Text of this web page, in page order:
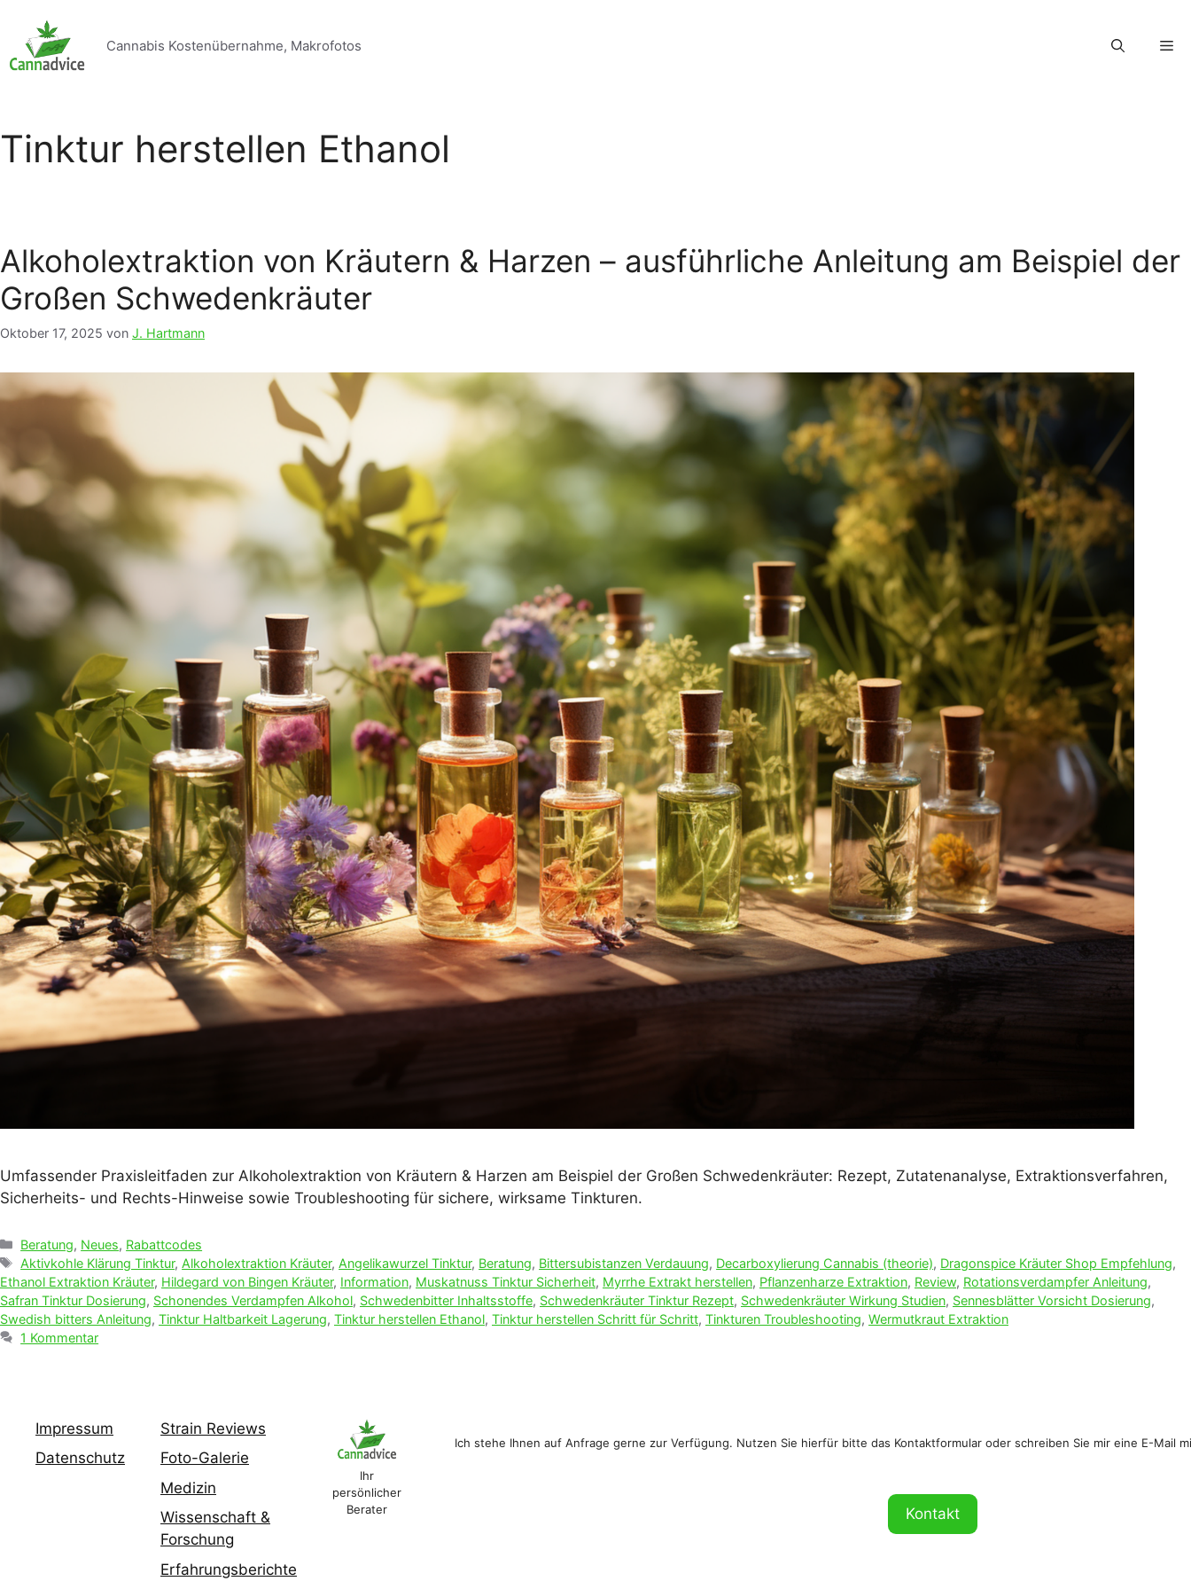
Inhalt
springen
Cannabis Kostenübernahme, Makrofotos
Tinktur herstellen Ethanol
Alkoholextraktion von Kräutern & Harzen – ausführliche Anleitung am Beispiel der
Großen Schwedenkräuter
Oktober 17, 2025 von J. Hartmann
Umfassender Praxisleitfaden zur Alkoholextraktion von Kräutern & Harzen am Beispiel der Großen Schwedenkräuter: Rezept, Zutatenanalyse, Extraktionsverfahren,
Sicherheits- und Rechts-Hinweise sowie Troubleshooting für sichere, wirksame Tinkturen.
Kategorien
Beratung, Neues, Rabattcodes
Schlagwörter
Aktivkohle Klärung Tinktur, Alkoholextraktion Kräuter, Angelikawurzel Tinktur, Beratung, Bittersubi­stanzen Verdauung, Decarboxylierung Cannabis (theorie), Dragonspice Kräuter Shop Empfehlung,
Ethanol Extraktion Kräuter, Hildegard von Bingen Kräuter, Information, Muskatnuss Tinktur Sicherheit, Myrrhe Extrakt herstellen, Pflanzenharze Extraktion, Review, Rotationsverdampfer Anleitung,
Safran Tinktur Dosierung, Schonendes Verdampfen Alkohol, Schwedenbitter Inhaltsstoffe, Schwedenkräuter Tinktur Rezept, Schwedenkräuter Wirkung Studien, Sennesblätter Vorsicht Dosierung,
Swedish bitters Anleitung, Tinktur Haltbarkeit Lagerung, Tinktur herstellen Ethanol, Tinktur herstellen Schritt für Schritt, Tinkturen Troubleshooting, Wermutkraut Extraktion
1 Kommentar
Impressum
Datenschutz
Strain Reviews
Foto-Galerie
Medizin
Wissenschaft &
Forschung
Erfahrungsberichte
Ihr
persönlicher
Berater
Ich stehe Ihnen auf Anfrage gerne zur Verfügung. Nutzen Sie hierfür bitte das Kontaktformular oder schreiben Sie mir eine E-Mail
Kontakt